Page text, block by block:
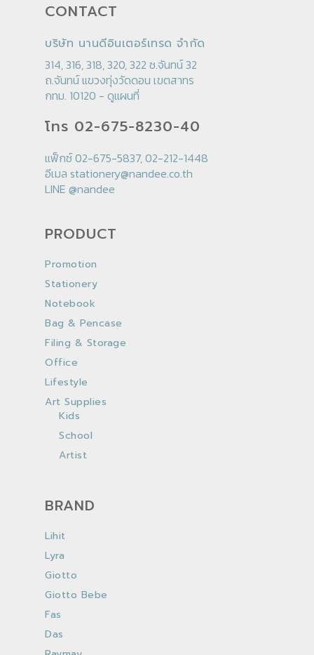
CONTACT
บริษัท นานดีอินเตอร์เทรด จำกัด
314, 316, 318, 320, 322 ซ.จันทน์ 32
ถ.จันทน์ แขวงทุ่งวัดดอน เขตสาทร
กทม. 10120 - ดูแผนที่
โทร 02-675-8230-40
แฟ็กซ์ 02-675-5837, 02-212-1448
อีเมล stationery@nandee.co.th
LINE @nandee
PRODUCT
Promotion
Stationery
Notebook
Bag & Pencase
Filing & Storage
Office
Lifestyle
Art Supplies
Kids
School
Artist
BRAND
Lihit
Lyra
Giotto
Giotto Bebe
Fas
Das